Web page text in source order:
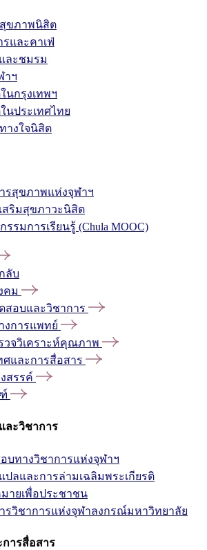
ขภาพนิสิต
และคาเฟ่
ละชมรม
าฯ
นกรุงเทพฯ
นประเทศไทย
างใจนิสิต
รสุขภาพแห่งจุฬาฯ
สริมสุขภาวะนิสิต
รมการเรียนรู้ (Chula MOOC)
ลับ
คม
สอบและวิชาการ
งการแพทย์
วจวิเคราะห์คุณภาพ
ศและการสื่อสาร
สรรค์
ละวิชาการ
บทางวิชาการแห่งจุฬาฯ
ปลและการล่ามเฉลิมพระเกียรติ
ายเพื่อประชาชน
รวิชาการแห่งจุฬาลงกรณ์มหาวิทยาลัย
การสื่อสาร